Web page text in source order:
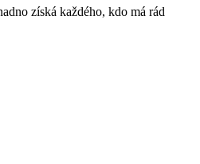
získá každého, kdo má rád